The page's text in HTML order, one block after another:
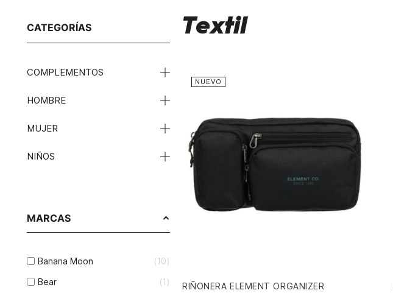
CATEGORÍAS
COMPLEMENTOS
HOMBRE
MUJER
NIÑOS
MARCAS
Banana Moon
10
Bear
1
Textil
RIÑONERA ELEMENT ORGANIZER
NUEVO